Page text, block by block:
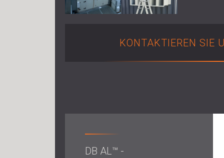
KONTAKTIEREN SIE
DB AL™ -